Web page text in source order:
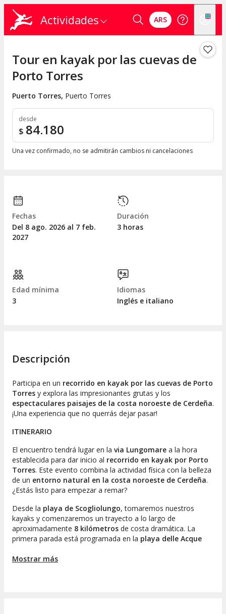
Actividades ARS
Tour en kayak por las cuevas de
Porto Torres
Puerto Torres, Puerto Torres
desde
$ 84.180
Una vez confirmado, no se admitirán cambios ni cancelaciones
Fechas
Del 8 ago. 2026 al 7 feb.
2027
Duración
3 horas
Edad mínima
3
Idiomas
Inglés e italiano
Descripción
Participa en un recorrido en kayak por las cuevas de Porto
Torres y explora las impresionantes grutas y los
espectaculares paisajes de la costa noroeste de Cerdeña.
¡Una experiencia que no querrás dejar pasar!
ITINERARIO
El encuentro tendrá lugar en la via Lungomare a la hora
establecida para dar inicio al recorrido en kayak por Porto
Torres. Este evento combina la actividad física con la belleza
de un entorno natural en la costa noroeste de Cerdeña.
¿Estás listo para empezar a remar?
Desde la playa de Scogliolungo, tomaremos nuestros
kayaks y comenzaremos un trayecto a lo largo de
aproximadamente 8 kilómetros de costa dramática. La
primera parada está programada en la playa delle Acque
Mostrar más